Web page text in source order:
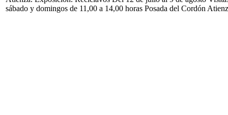
sábado y domingos de 11,00 a 14,00 horas Posada del Cordón